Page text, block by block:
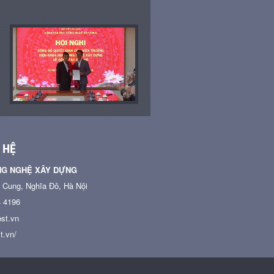
NGHỆ XÂY DỰNG
Nghĩa Đô, Hà Nội
4196